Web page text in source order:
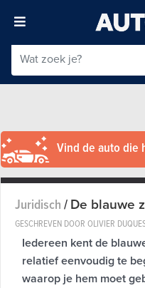
Vind de auto die
Juridisch/De blauwe
GESCHREVEN DOOR OLIVIER
Iedereen kent de
relatief eenvoudig te
waarop je hem moet